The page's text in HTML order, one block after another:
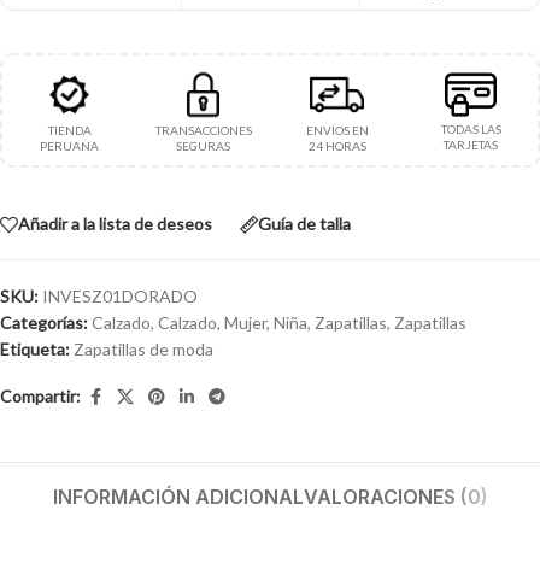
TIENDA
PERUANA
TRANSACCIONES
SEGURAS
ENVÍOS EN
24 HORAS
TODAS LAS
TARJETAS
Añadir a la lista de deseos Guía de talla
SKU: INVESZ01DORADO
Categorías:Calzado, Calzado, Mujer, Niña, Zapatillas, Zapatillas
Etiqueta: Zapatillas de moda
Compartir:
INFORMACIÓN ADICIONALVALORACIONES (0)